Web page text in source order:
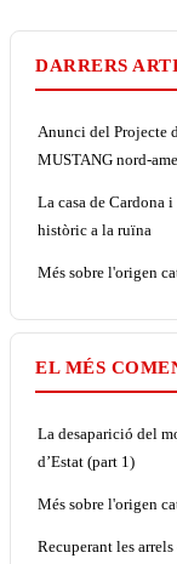
DARRERS
Anunci del Projecte
MUSTANG nord-
La casa de Cardona
històric a la ruïna
Més sobre l'origen
EL MÉS
La desaparició del
d’Estat (part 1)
Més sobre l'origen
Recuperant les